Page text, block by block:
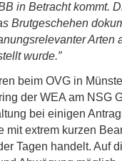
in Betracht kommt.
Brutgeschehen
Arten
wurde.”
beim OVG in
der WEA am NSG
bei einigen
mit extrem kurzen
Tagen handelt. Auf